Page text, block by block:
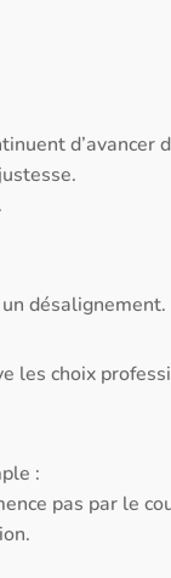
d’avancer
désalignement.
les choix
:
pas par le